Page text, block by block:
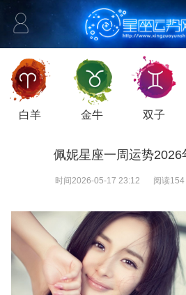
白羊 金牛 双子
佩妮星座一周运势2026
时间2026-05-17 23:12 阅读154